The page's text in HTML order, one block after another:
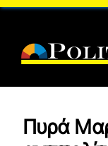
Skip
content
Πυρά